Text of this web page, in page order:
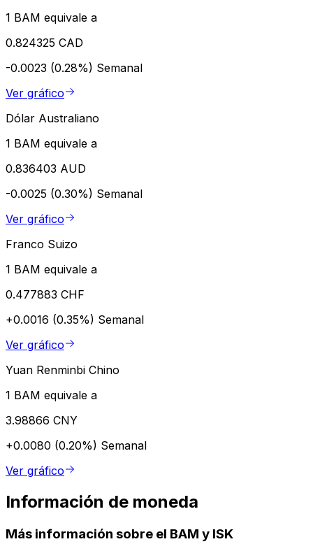
1 BAM equivale a
0.824325 CAD
-0.0023 (0.28%) Semanal
Ver gráfico
Dólar Australiano
1 BAM equivale a
0.836403 AUD
-0.0025 (0.30%) Semanal
Ver gráfico
Franco Suizo
1 BAM equivale a
0.477883 CHF
+0.0016 (0.35%) Semanal
Ver gráfico
Yuan Renminbi Chino
1 BAM equivale a
3.98866 CNY
+0.0080 (0.20%) Semanal
Ver gráfico
Información de moneda
Más información sobre el BAM y ISK